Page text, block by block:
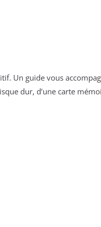
Un guide vous
dur, d’une carte